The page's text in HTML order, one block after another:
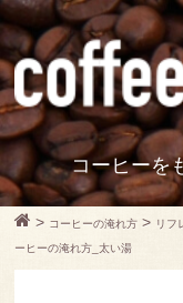
コーヒーを
> コーヒーの淹れ方 > リフ
ーヒーの淹れ方_太い湯